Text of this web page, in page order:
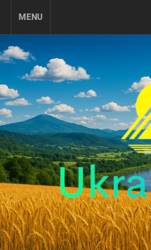
MENU
UKRAINE-
ПУТЕШЕСТВИЕ ПО